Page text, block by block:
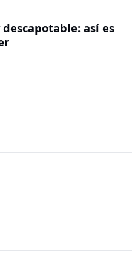
así es